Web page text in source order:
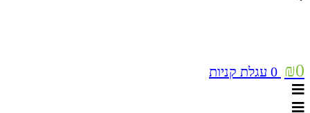
₪0
0 עגלת קניות